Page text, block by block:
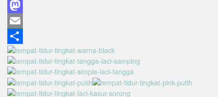
Facebook
Mastodon
Email
Share